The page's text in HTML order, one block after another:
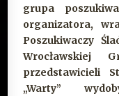
grupa
organizatora,
Poszukiwaczy
Wrocławskiej
przedstawicieli
„Warty”